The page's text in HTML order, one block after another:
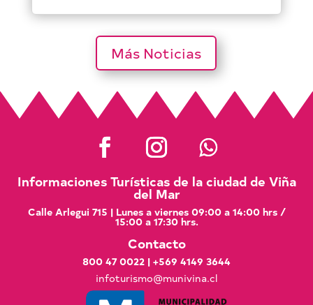
Más Noticias
Informaciones Turísticas de la ciudad de Viña
del Mar
Calle Arlegui 715 | Lunes a viernes 09:00 a 14:00 hrs /
15:00 a 17:30 hrs.
Contacto
800 47 0022 | +569 4149 3644
infoturismo@munivina.cl